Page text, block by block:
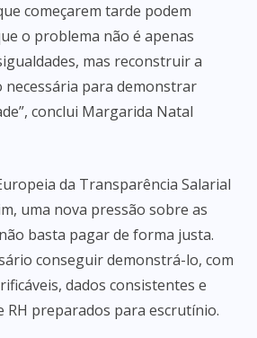
começarem tarde podem
o problema não é apenas
mas reconstruir a
necessária para demonstrar
conclui Margarida Natal
da Transparência Salarial
uma nova pressão sobre as
basta pagar de forma justa.
conseguir demonstrá-lo, com
dados consistentes e
RH preparados para escrutínio.